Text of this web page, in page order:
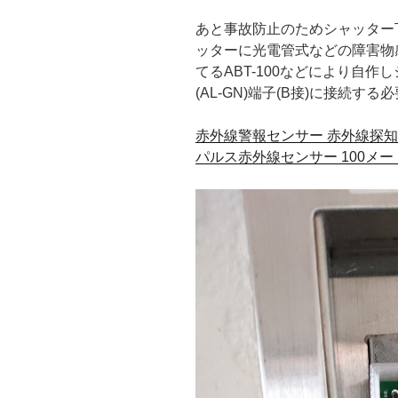
あと事故防止のためシャッタ
ッターに光電管式などの障害
てるABT-100などにより自作
(AL-GN)端子(B接)に接続する
赤外線警報センサー 赤外線探
パルス赤外線センサー 100メ